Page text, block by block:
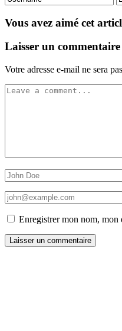
Vous avez aimé cet
Laisser un commentaire
Votre adresse e-mail ne sera
Enregistrer mon nom, mon